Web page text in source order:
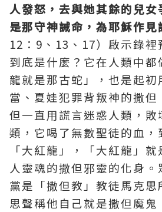
人發怒，去與她其餘的兒
是那守神誡命，為耶穌作見
12：9、13、17）啟示錄裡
到底是什麼？它在人類中都
龍就是那古蛇」，也是起初
當、夏娃犯罪背叛神的撒但
但一直用謊言迷惑人類，敗
類，它喝了無數聖徒的血，
「大紅龍」，「大紅龍」
人靈魂的撒但邪靈的化身
黨是「撒但教」教徒馬克思
思聲稱他自己就是撒但魔鬼